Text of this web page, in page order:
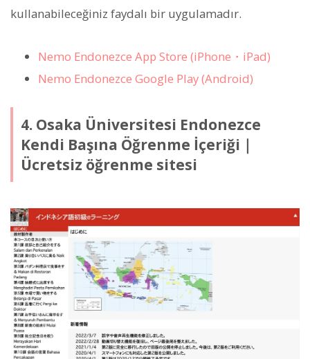
kullanabileceğiniz faydalı bir uygulamadır.
Nemo Endonezce App Store (iPhone・iPad)
Nemo Endonezce Google Play (Android)
4. Osaka Üniversitesi Endonezce
Kendi Başına Öğrenme İçeriği｜
Ücretsiz öğrenme sitesi